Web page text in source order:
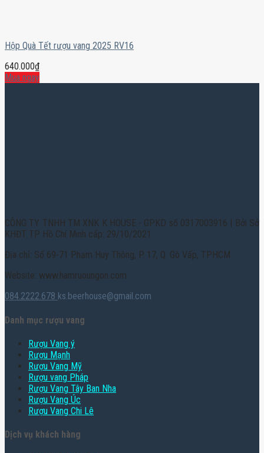
Hộp Quà Tết rượu vang 2025 RV16
640.000₫
Mua ngay
CÔNG TY TNHH TM XNK K HOUSE - GPKD số 0317003916 | Bởi Sở
KHĐT TP. Hồ Chí Minh cấp: 29/10/2021
Địa chỉ: Số 69-71 Phạm Huy Thông, P. 17, Q. Gò Vấp, TPHCM
Website: www.hamruoungon.com
084.2222.678 ks.beerhouse@gmail.com
Danh mục rượu vang
Rượu Vang ý
Rượu Mạnh
Rượu Vang Mỹ
Rượu vang Pháp
Rượu Vang Tây Ban Nha
Rượu Vang Úc
Rượu Vang Chi Lê
Dịch vụ khách hàng